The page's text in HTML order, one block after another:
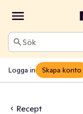
Sök
Logga in Skapa konto
Recept